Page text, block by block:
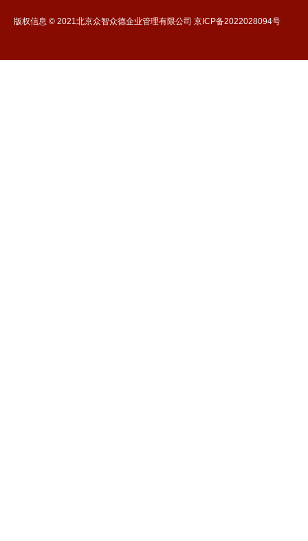
版权信息 © 2021北京众智众德企业管理有限公司 京ICP备2022028094号